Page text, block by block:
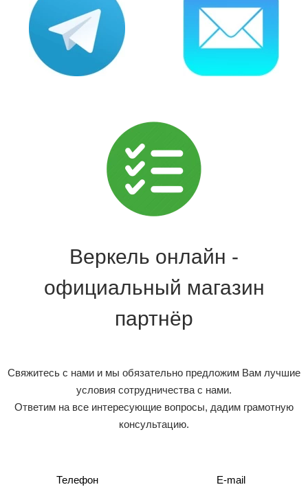
Веркель онлайн -
официальный магазин
партнёр
Свяжитесь с нами и мы обязательно предложим Вам лучшие
условия сотрудничества с нами.
Ответим на все интересующие вопросы, дадим грамотную
консультацию.
Телефон E-mail